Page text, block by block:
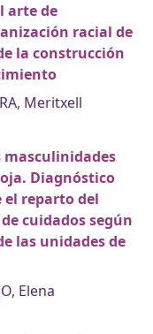
arte de
racial de
la construcción
Meritxell
Diagnóstico
reparto del
cuidados según
las unidades de
Elena